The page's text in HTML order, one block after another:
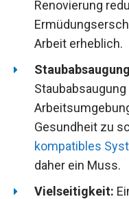
Renovierung
Arbeit erheblich.
Gesundheit zu
kompatibles
daher ein Muss.
Vielseitigkeit: